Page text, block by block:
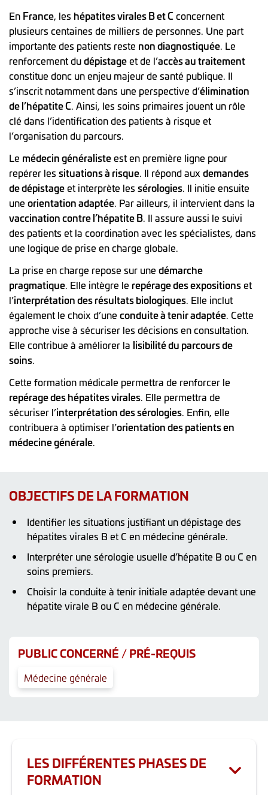
En France, les hépatites virales B et Cconcernent
plusieurs centaines de milliers de personnes. Une part
importante des patients reste non diagnostiquée. Le
renforcement dudépistageet de l’accès au traitement
constitue donc un enjeu majeur de santé publique. Il
s’inscrit notamment dans une perspective d’élimination
de l’hépatite C. Ainsi, les soins primaires jouent un rôle
clé dans l’identification des patients à risque et
l’organisation du parcours.
Le médecin généralisteest en première ligne pour
repérer les situations à risque. Il répond aux demandes
de dépistageet interprète les sérologies. Il initie ensuite
une orientation adaptée. Par ailleurs, il intervient dans la
vaccination contre l’hépatite B. Il assure aussi le suivi
des patients et la coordination avec les spécialistes, dans
une logique de prise en charge globale.
La prise en charge repose sur une démarche
pragmatique. Elle intègre le repérage des expositionset
l’interprétation des résultats biologiques. Elle inclut
également le choix d’une conduite à tenir adaptée. Cette
approche vise à sécuriser les décisions en consultation.
Elle contribue à améliorer la lisibilité du parcours de
soins.
Cette formation médicale permettra de renforcer le
repérage des hépatites virales. Elle permettra de
sécuriser l’interprétation des sérologies. Enfin, elle
contribuera à optimiser l’orientation des patients en
médecine générale.
OBJECTIFS DE LA FORMATION
Identifier les situations justifiant un dépistage des
hépatites virales B et C en médecine générale.
Interpréter une sérologie usuelle d’hépatite B ou C en
soins premiers.
Choisir la conduite à tenir initiale adaptée devant une
hépatite virale B ou C en médecine générale.
PUBLIC CONCERNÉ / PRÉ-REQUIS
Médecine générale
LES DIFFÉRENTES PHASES DE
FORMATION